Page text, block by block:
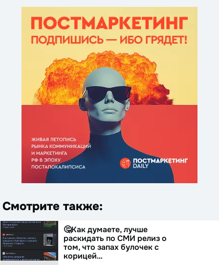
Смотрите также:
🤔Как думаете, лучше
раскидать по СМИ релиз о
том, что запах булочек с
корицей…